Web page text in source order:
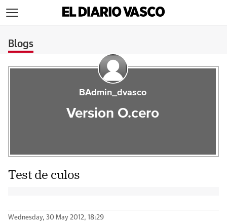
Blogs
BAdmin_dvasco
Version O.cero
Test de culos
Wednesday, 30 May 2012, 18:29